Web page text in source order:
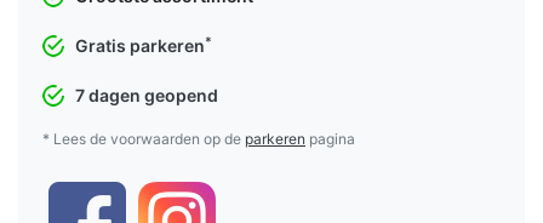
Gratis parkeren*
7 dagen geopend
* Lees de voorwaarden op de parkeren pagina